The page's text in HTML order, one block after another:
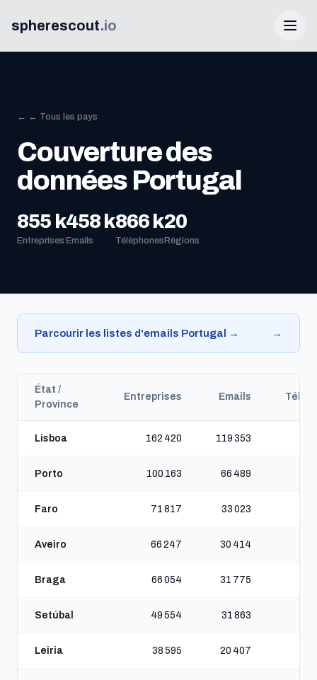
spherescout.io
Connexion
Obtenir 100 prospects gratuits
← ← Tous les pays
Couverture des
données Portugal
855 k
Entreprises
458 k
Emails
866 k
Téléphones
20
Régions
Parcourir les listes d'emails Portugal → →
État /
Province
Entreprises Emails
Lisboa 162 420 119 353
Porto 100 163 66 489
Faro 71 817 33 023
Aveiro 66 247 30 414
Braga 66 054 31 775
Setúbal 49 554 31 863
Leiria 38 595 20 407